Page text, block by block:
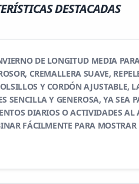
DESTACADAS
DE LONGITUD MEDIA
CREMALLERA SUAVE,
Y CORDÓN AJUSTABLE,
SENCILLA Y GENEROSA, YA SEA
DIARIOS O ACTIVIDADES AL
FÁCILMENTE PARA